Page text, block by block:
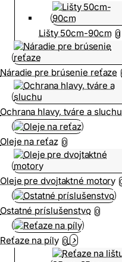
Lišty 50cm-90cm 0
Náradie pre brúsenie reťaze
Ochrana hlavy, tváre a sluchu
Oleje na reťaz 0
Oleje pre dvojtaktné motory
Ostatné príslušenstvo 0
Reťaze na píly 0